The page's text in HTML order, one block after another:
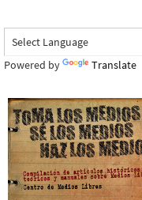
Powered by Translate